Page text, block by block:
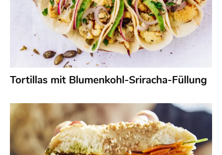
Tortillas mit Blumenkohl-Sriracha-Füllung